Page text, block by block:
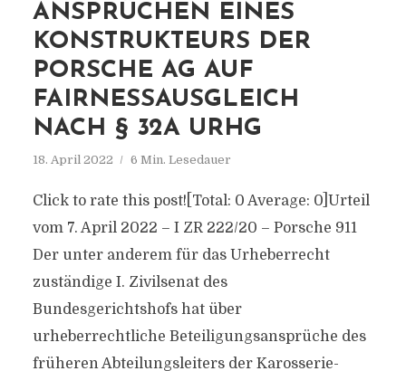
ANSPRÜCHEN EINES
KONSTRUKTEURS DER
PORSCHE AG AUF
FAIRNESSAUSGLEICH
NACH § 32A URHG
18. April 2022 6 Min. Lesedauer
Click to rate this post![Total: 0 Average: 0]Urteil
vom 7. April 2022 – I ZR 222/20 – Porsche 911
Der unter anderem für das Urheberrecht
zuständige I. Zivilsenat des
Bundesgerichtshofs hat über
urheberrechtliche Beteiligungsansprüche des
früheren Abteilungsleiters der Karosserie-